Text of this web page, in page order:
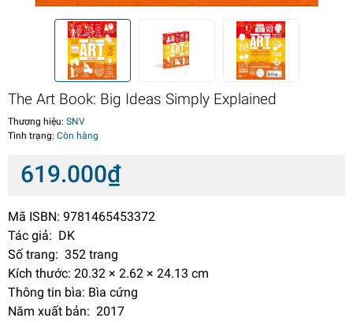
The Art Book: Big Ideas Simply Explained
Thương hiệu: SNV
Tình trạng: Còn hàng
619.000₫
Mã ISBN: 9781465453372
Tác giả: DK
Số trang: 352 trang
Kích thước: 20.32 × 2.62 × 24.13 cm
Thông tin bìa: Bìa cứng
Năm xuất bản: 2017